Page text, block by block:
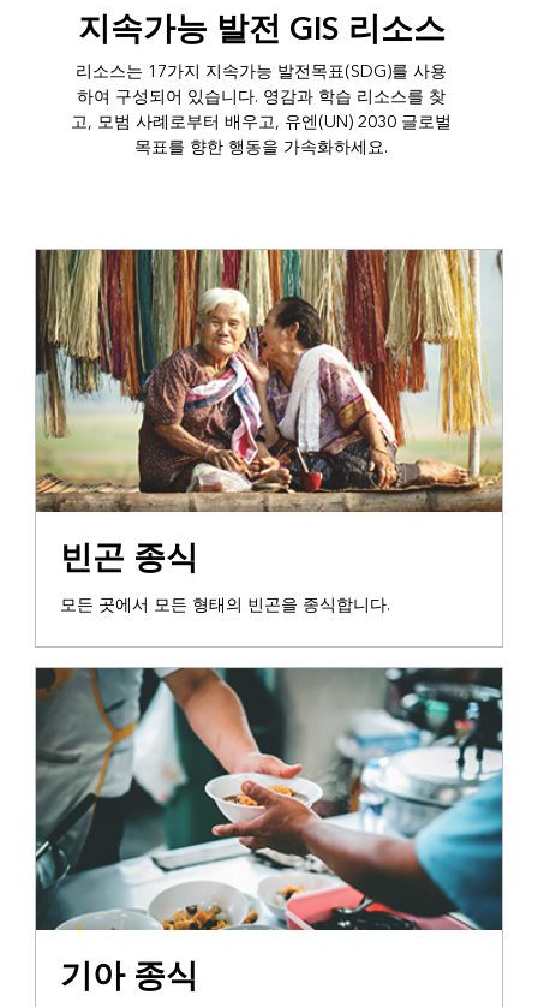
지속가능 발전 GIS 리소스
리소스는 17가지 지속가능 발전목표(SDG)를 사용
하여 구성되어 있습니다. 영감과 학습 리소스를 찾
고, 모범 사례로부터 배우고, 유엔(UN) 2030 글로벌
목표를 향한 행동을 가속화하세요.
빈곤 종식
모든 곳에서 모든 형태의 빈곤을 종식합니다.
기아 종식